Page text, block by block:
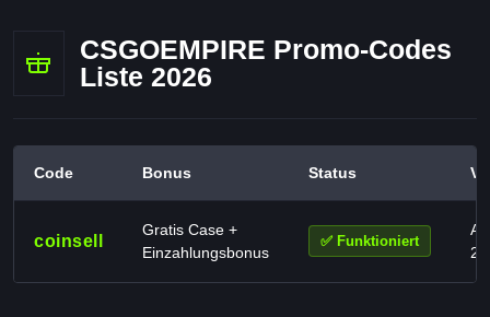
CSGOEMPIRE Promo-Codes
Liste 2026
Code Bonus Status
coinsell
Gratis Case +
Einzahlungsbonus
✅ Funktioniert